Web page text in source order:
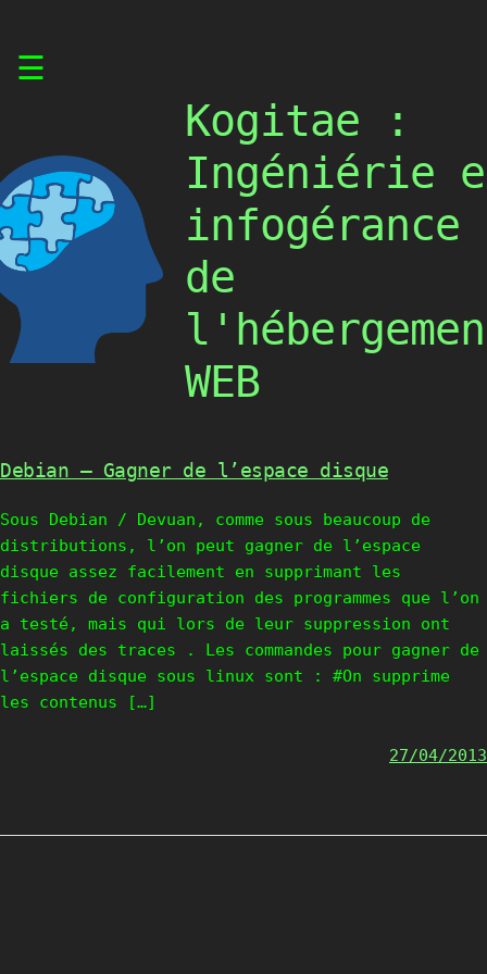
☰
Kogitae :
Ingéniérie
infogérance
de
WEB
Debian – Gagner de l’espace disque
Sous Debian / Devuan, comme sous beaucoup de
distributions, l’on peut gagner de l’espace
disque assez facilement en supprimant les
fichiers de configuration des programmes que l’on
a testé, mais qui lors de leur suppression ont
laissés des traces . Les commandes pour gagner de
l’espace disque sous linux sont : #On supprime
les contenus […]
27/04/2013